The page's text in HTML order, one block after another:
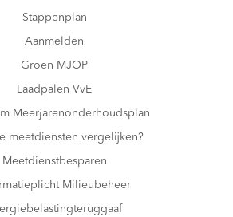
Stappenplan
Aanmelden
Groen MJOP
Laadpalen VvE
Meerjarenonderhoudsplan
meetdiensten vergelijken?
Meetdienstbesparen
Milieubeheer